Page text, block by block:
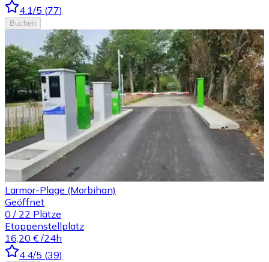
4.1/5 (77)
Buchen
Larmor-Plage (Morbihan)
Geöffnet
0 / 22 Plätze
Etappenstellplatz
16,20 € /24h
4.4/5 (39)